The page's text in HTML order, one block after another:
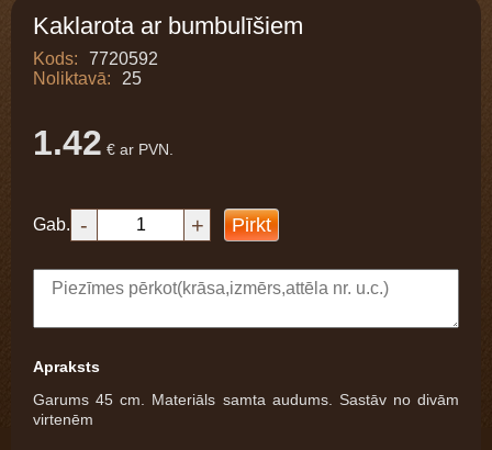
Kaklarota ar bumbulīšiem
Kods:
7720592
Noliktavā:
25
1.42 € ar PVN.
Gab. - + Pirkt
Apraksts
Garums 45 cm. Materiāls samta audums. Sastāv no divām
virtenēm